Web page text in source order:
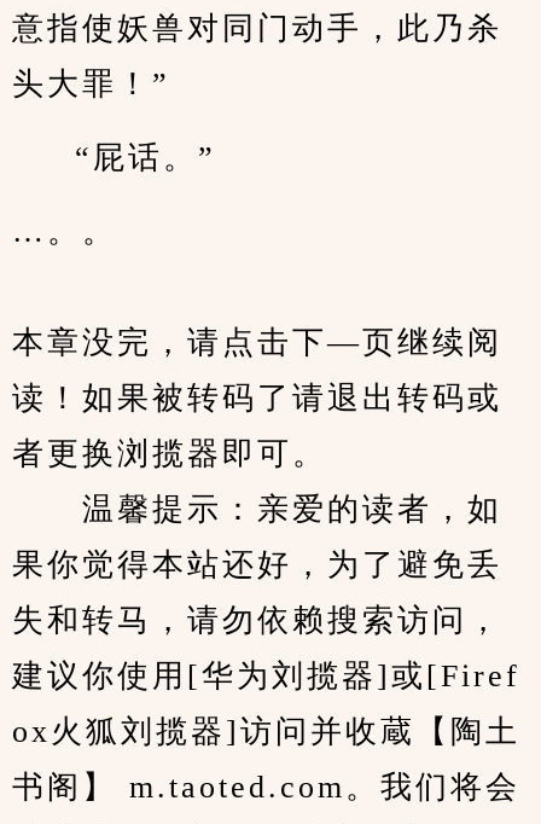
意指使妖兽对同门动手，此乃杀
头大罪！”
“屁话。”
…。。
本章没完，请点击下—页继续阅
读！如果被转码了请退出转码或
者更换浏揽器即可。
温馨提示：亲爱的读者，如
果你觉得本站还好，为了避免丢
失和转马，请勿依赖搜索访问，
建议你使用[华为刘揽器]或[Firef
ox火狐刘揽器]访问并收蔵【陶土
书阁】 m.taoted.com。我们将会